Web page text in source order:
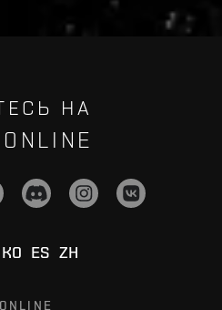
НА
KO ES ZH